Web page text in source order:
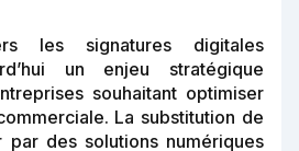
les signatures digitales
un enjeu stratégique
souhaitant optimiser
La substitution de
par des solutions numériques